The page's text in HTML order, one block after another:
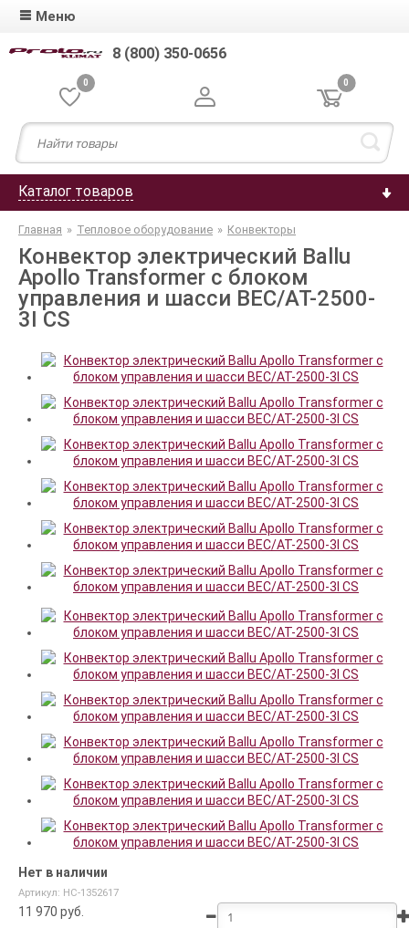
Меню
8 (800) 350-0656
0 0
Каталог товаров
Главная » Тепловое оборудование » Конвекторы
Конвектор электрический Ballu
Apollo Transformer с блоком
управления и шасси BEC/AT-2500-
3I CS
Нет в наличии
Артикул: НС-1352617
11 970 руб.